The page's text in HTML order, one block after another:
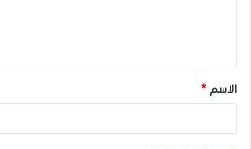
ق
*الاسم *